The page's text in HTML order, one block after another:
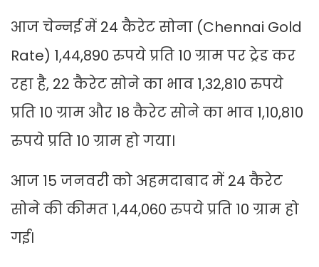
आज चेन्नई में 24 कैरेट सोना (Chennai Gold
Rate) 1,44,890 रुपये प्रति 10 ग्राम पर ट्रेड कर
रहा है, 22 कैरेट सोने का भाव 1,32,810 रुपये
प्रति 10 ग्राम और 18 कैरेट सोने का भाव 1,10,810
रुपये प्रति 10 ग्राम हो गया।
आज 15 जनवरी को अहमदाबाद में 24 कैरेट
सोने की कीमत 1,44,060 रुपये प्रति 10 ग्राम हो
गई।